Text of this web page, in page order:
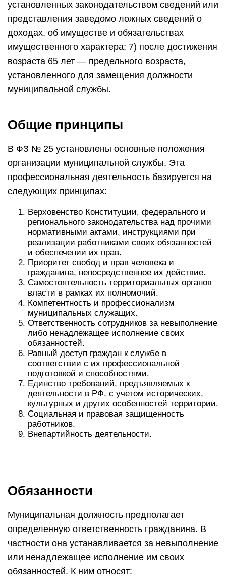
установленных законодательством сведений или
представления заведомо ложных сведений о
доходах, об имуществе и обязательствах
имущественного характера; 7) после достижения
возраста 65 лет — предельного возраста,
установленного для замещения должности
муниципальной службы.
Общие принципы
В ФЗ № 25 установлены основные положения
организации муниципальной службы. Эта
профессиональная деятельность базируется на
следующих принципах:
Верховенство Конституции, федерального и
регионального законодательства над прочими
нормативными актами, инструкциями при
реализации работниками своих обязанностей
и обеспечении их прав.
Приоритет свобод и прав человека и
гражданина, непосредственное их действие.
Самостоятельность территориальных органов
власти в рамках их полномочий.
Компетентность и профессионализм
муниципальных служащих.
Ответственность сотрудников за невыполнение
либо ненадлежащее исполнение своих
обязанностей.
Равный доступ граждан к службе в
соответствии с их профессиональной
подготовкой и способностями.
Единство требований, предъявляемых к
деятельности в РФ, с учетом исторических,
культурных и других особенностей территории.
Социальная и правовая защищенность
работников.
Внепартийность деятельности.
Обязанности
Муниципальная должность предполагает
определенную ответственность гражданина. В
частности она устанавливается за невыполнение
или ненадлежащее исполнение им своих
обязанностей. К ним относят: